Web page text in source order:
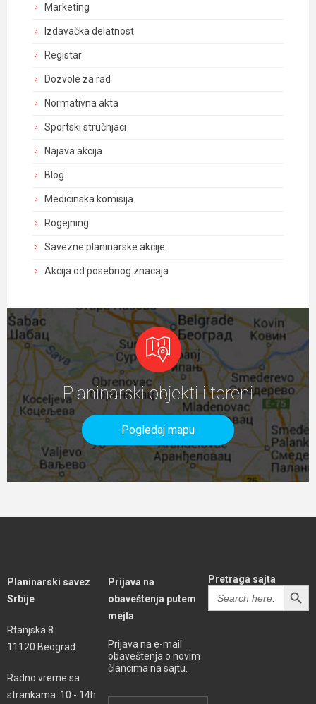
Marketing
Izdavačka delatnost
Registar
Dozvole za rad
Normativna akta
Sportski stručnjaci
Najava akcija
Blog
Medicinska komisija
Rogejning
Savezne planinarske akcije
Akcija od posebnog znacaja
Planinarski objekti i tereni
Pogledaj mapu
Planinarski savez
Srbije
Rtanjska 8
11120 Beograd
Radno vreme sa
strankama: 10 - 14h
Prijava na
obaveštenja putem
mejla
Prijava na e-mail
obaveštenja o novim
člancima na sajtu.
Pretraga sajta
Search
for:
SEARCH